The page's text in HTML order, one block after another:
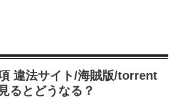
違法サイト/海賊版/torrent
るとどうなる？